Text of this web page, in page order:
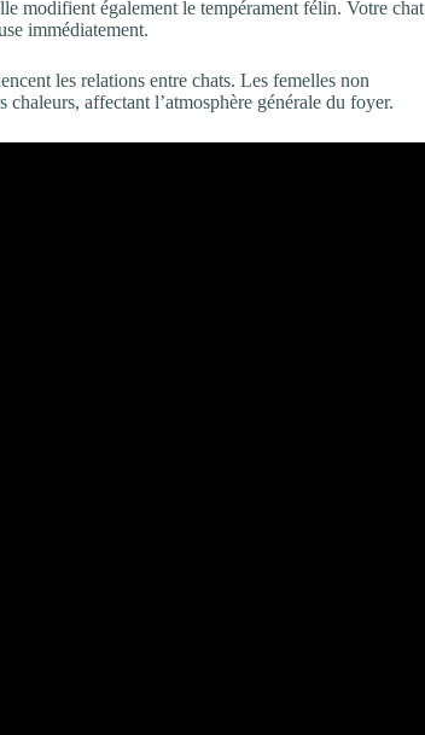
modifient également le tempérament félin. Votre chat
immédiatement.
les relations entre chats. Les femelles non
affectant l’atmosphère générale du foyer.